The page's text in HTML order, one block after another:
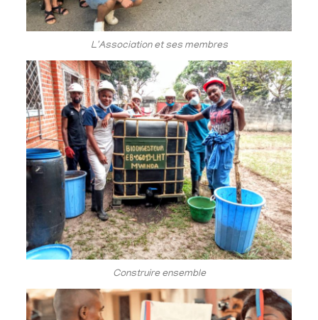
L'Association et ses membres
Construire ensemble